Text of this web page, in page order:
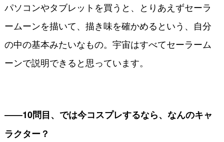
パソコンやタブレットを買うと、とりあえずセーラ
ームーンを描いて、描き味を確かめるという、自分
の中の基本みたいなもの。宇宙はすべてセーラーム
ーンで説明できると思っています。
――10問目、では今コスプレするなら、なんのキャ
ラクター？